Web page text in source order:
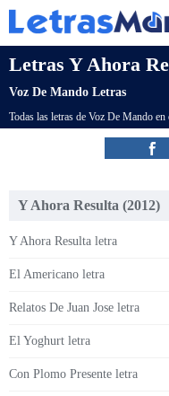
Letras Y Ahora
Voz De Mando Letras
Todas las letras de Voz De Mando
Y Ahora Resulta (2012)
Y Ahora Resulta letra
El Americano letra
Relatos De Juan Jose letra
El Yoghurt letra
Con Plomo Presente letra